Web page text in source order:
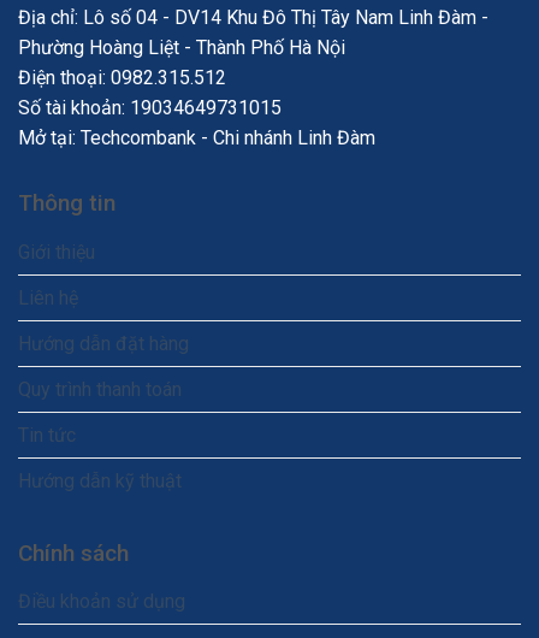
Địa chỉ: Lô số 04 - DV14 Khu Đô Thị Tây Nam Linh Đàm -
Phường Hoàng Liệt - Thành Phố Hà Nội
Điện thoại: 0982.315.512
Số tài khoản: 19034649731015
Mở tại: Techcombank - Chi nhánh Linh Đàm
Thông tin
Giới thiệu
Liên hệ
Hướng dẫn đặt hàng
Quy trình thanh toán
Tin tức
Hướng dẫn kỹ thuật
Chính sách
Điều khoản sử dụng